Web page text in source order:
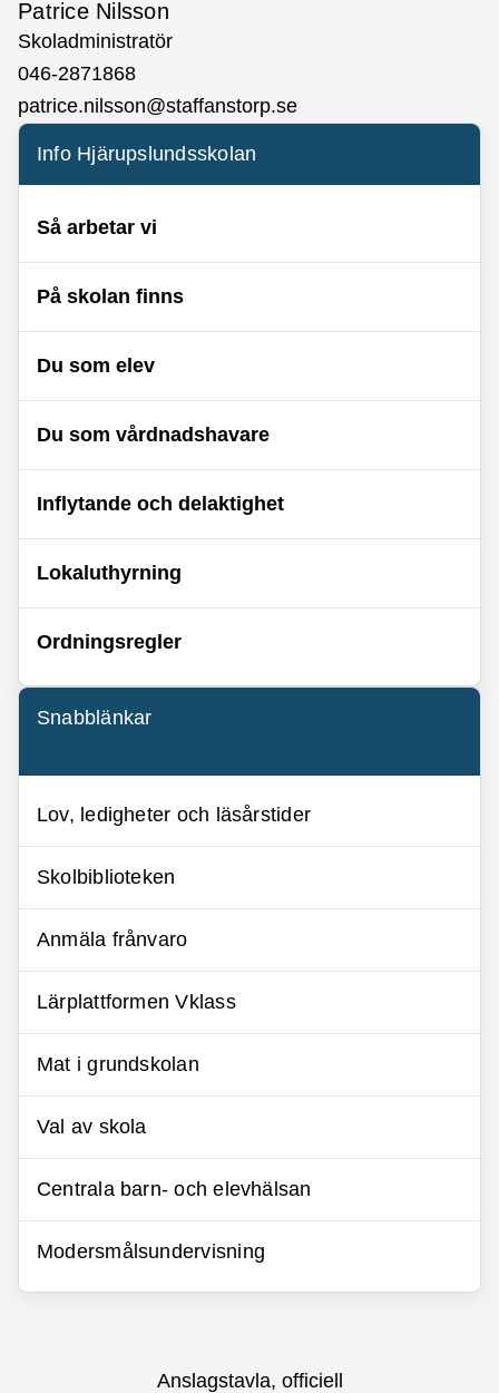
Patrice Nilsson
Skoladministratör
046-2871868
patrice.nilsson@staffanstorp.se
Info Hjärupslundsskolan
Så arbetar vi
På skolan finns
Du som elev
Du som vårdnadshavare
Inflytande och delaktighet
Lokaluthyrning
Ordningsregler
Snabblänkar
Lov, ledigheter och läsårstider
Skolbiblioteken
Anmäla frånvaro
Lärplattformen Vklass
Mat i grundskolan
Val av skola
Centrala barn- och elevhälsan
Modersmålsundervisning
Anslagstavla, officiell